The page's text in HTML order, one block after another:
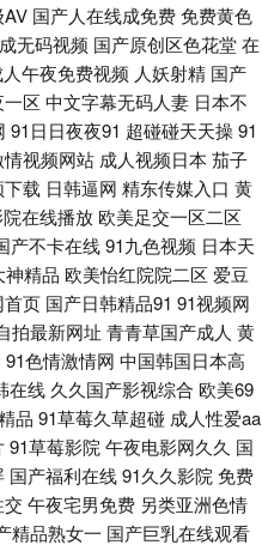
久 91大神在线看 AV福利姬在线 欧
资源共享总站 新国产久久 深夜电影
最新国产伊人久久 欧美不卡二期 91
污 91原创观频在线观看 99精品一
91视频最新导航 91在线免费观看
人人操91 色男人天堂aaa 伊人久久
品 91美女自慰 91制片国产传媒在
精东福利电影 欧美丝袜足交 日韩
91N国亚洲 91黑料在线视频黑丝
国产人在线成免费免费黄色
无码视频 国产原创区色花堂在
人午夜免费视频 人妖射精 国产
区 中文字幕无码人妻 日本不
91日日夜夜91 超碰碰天天操91
情视频网站 成人视频日本 茄子
载 日韩逼网 精东传媒入口 黄
在线播放 欧美足交一区二区
产不卡在线91九色视频 日本天
神精品 欧美怡红院院二区 爱豆
首页 国产日韩精品91 91视频网
拍最新网址 青青草国产成人 黄
91色情激情网 中国韩国日本高
在线 久久国产影视综合 欧美69
品 91草莓久草超碰 成人性爱aa
91草莓影院 午夜电影网久久 国
国产福利在线91久久影院 免费
午夜宅男免费 另类亚洲色情
精品熟女一 国产巨乳在线观看